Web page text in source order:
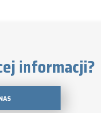
informacji?